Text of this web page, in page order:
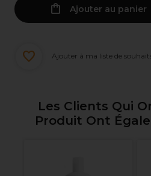
Ajouter au panier
Ajouter à ma liste de
Les Clients Qui
Produit Ont